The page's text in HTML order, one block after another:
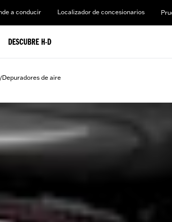
a conducir Localizador de concesionarios
DESCUBRE H-D
/Depuradores de aire